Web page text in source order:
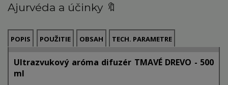
Ajurvéda a účinky 🔖
POPIS
Ultrazvukový aróma difuzér TMAVÉ DREVO - 500
ml
POUŽITIE OBSAH TECH. PARAMETRE